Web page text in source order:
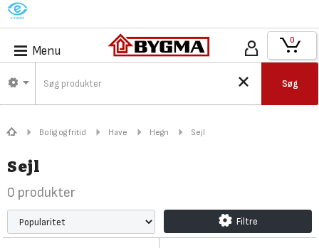
M
Menu
Søg
0
Bolig og fritid Have Hegn Sejl
Sejl
0 produkter
Filtre